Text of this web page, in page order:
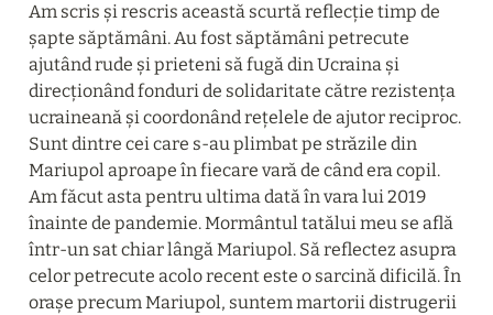
Am scris și rescris această scurtă reflecție timp de
șapte săptămâni. Au fost săptămâni petrecute
ajutând rude și prieteni să fugă din Ucraina și
direcționând fonduri de solidaritate către rezistența
ucraineană și coordonând rețelele de ajutor reciproc.
Sunt dintre cei care s-au plimbat pe străzile din
Mariupol aproape în fiecare vară de când era copil.
Am făcut asta pentru ultima dată în vara lui 2019
înainte de pandemie. Mormântul tatălui meu se află
într-un sat chiar lângă Mariupol. Să reflectez asupra
celor petrecute acolo recent este o sarcină dificilă. În
orașe precum Mariupol, suntem martorii distrugerii